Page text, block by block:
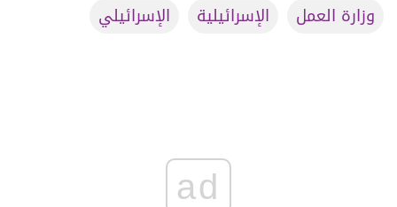
وزارة العمل
الإسرائيلية الإسرائيلي
ad